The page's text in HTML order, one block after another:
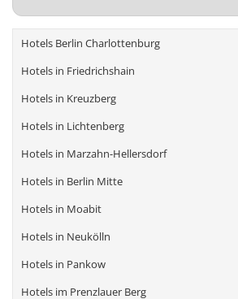
Hotels Berlin Charlottenburg
Hotels in Friedrichshain
Hotels in Kreuzberg
Hotels in Lichtenberg
Hotels in Marzahn-Hellersdorf
Hotels in Berlin Mitte
Hotels in Moabit
Hotels in Neukölln
Hotels in Pankow
Hotels im Prenzlauer Berg